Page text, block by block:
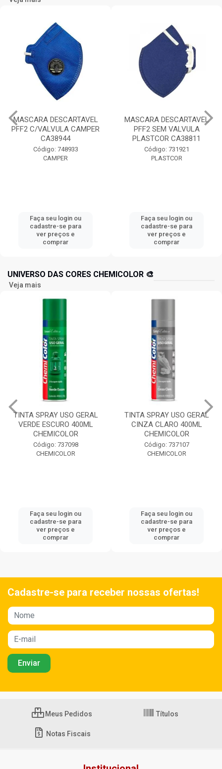
MASCARA DESCARTAVEL
PFF2 C/VALVULA CAMPER
CA38944
Código: 748933
CAMPER
Faça seu login ou
cadastre-se para
ver preços e
comprar
MASCARA DESCARTAVEL
PFF2 SEM VALVULA
PLASTCOR CA38811
Código: 731921
PLASTCOR
Faça seu login ou
cadastre-se para
ver preços e
comprar
UNIVERSO DAS CORES CHEMICOLOR 🎨
Veja mais
TINTA SPRAY USO GERAL
VERDE ESCURO 400ML
CHEMICOLOR
Código: 737098
CHEMICOLOR
Faça seu login ou
cadastre-se para
ver preços e
comprar
TINTA SPRAY USO GERAL
CINZA CLARO 400ML
CHEMICOLOR
Código: 737107
CHEMICOLOR
Faça seu login ou
cadastre-se para
ver preços e
comprar
Cadastre-se para receber nossas ofertas!
Meus Pedidos Títulos
Notas Fiscais